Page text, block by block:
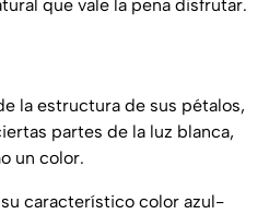
que vale la pena disfrutar.
la estructura de sus pétalos,
partes de la luz blanca,
un color.
característico color azul-